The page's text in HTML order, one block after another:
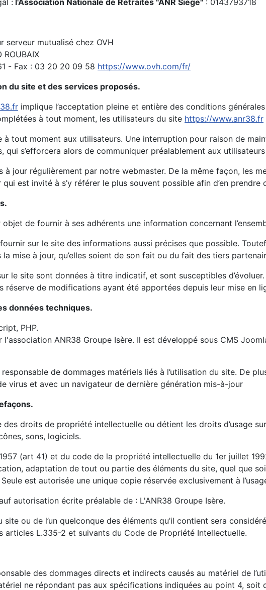
serveur mutualisé chez OVH
- Fax : 03 20 20 09 58 https://www.ovh.com/fr/
du site et des services proposés.
implique l’acceptation pleine et entière des conditions
à tout moment, les utilisateurs du site https://www.anr38.fr
à tout moment aux utilisateurs. Une interruption pour raison de
qui s’efforcera alors de communiquer préalablement aux
à jour régulièrement par notre webmaster. De la même façon, les
est invité à s’y référer le plus souvent possible afin d’en prendre
objet de fournir à ses adhérents une information concernant
sur le site des informations aussi précises que possible.
mise à jour, qu’elles soient de son fait ou du fait des tiers
le site sont données à titre indicatif, et sont susceptibles
réserve de modifications ayant été apportées depuis leur mise en
données techniques.
PHP.
ANR38 Groupe Isère. Il est développé sous CMS
de dommages matériels liés à l’utilisation du site. De
virus et avec un navigateur de dernière génération mis-à-jour
des droits de propriété intellectuelle ou détient les droits d’usage
sons, logiciels.
(art 41) et du code de la propriété intellectuelle du 1er juillet
adaptation de tout ou partie des éléments du site, quel que
est autorisée une unique copie réservée exclusivement à
autorisation écrite préalable de : L'ANR38 Groupe Isère.
ou de l’un quelconque des éléments qu’il contient sera
articles L.335-2 et suivants du Code de Propriété Intellectuelle.
des dommages directs et indirects causés au matériel de
ne répondant pas aux spécifications indiquées au point 4, soit